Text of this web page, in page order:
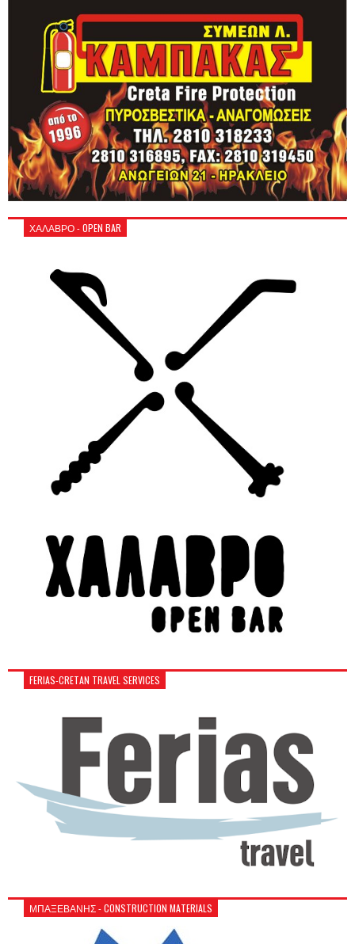
ΧΑΛΑΒΡΟ - OPEN BAR
FERIAS-CRETAN TRAVEL SERVICES
ΜΠΑΞΕΒΑΝΗΣ - CONSTRUCTION MATERIALS